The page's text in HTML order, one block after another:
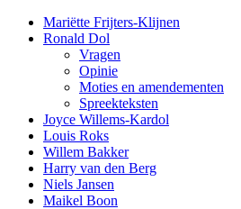
Mariëtte Frijters-Klijnen
Ronald Dol
Vragen
Opinie
Moties en amendementen
Spreekteksten
Joyce Willems-Kardol
Louis Roks
Willem Bakker
Harry van den Berg
Niels Jansen
Maikel Boon